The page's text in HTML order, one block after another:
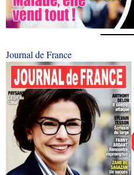
Journal de France